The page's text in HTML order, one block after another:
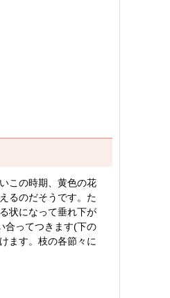
この時期、黄色の花
るのだそうです。た
状になって垂れ下が
合ってつきます(下の
ます。枝の各節々に